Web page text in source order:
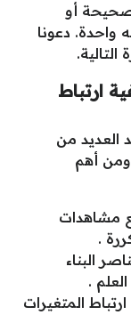
أو
واحدة. دعونا
ارتباط
العديد من
ومن أهم
مشاهدات
.
البناء
.
المتغيرات